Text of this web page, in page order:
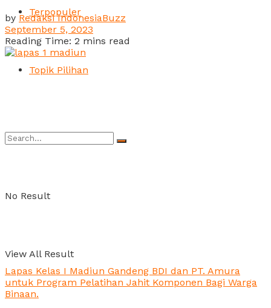
Terpopuler
Topik Pilihan
No Result
View All Result
by Redaksi IndonesiaBuzz
September 5, 2023
Reading Time: 2 mins read
Lapas Kelas I Madiun Gandeng BDI dan PT. Amura
untuk Program Pelatihan Jahit Komponen Bagi Warga
Binaan.